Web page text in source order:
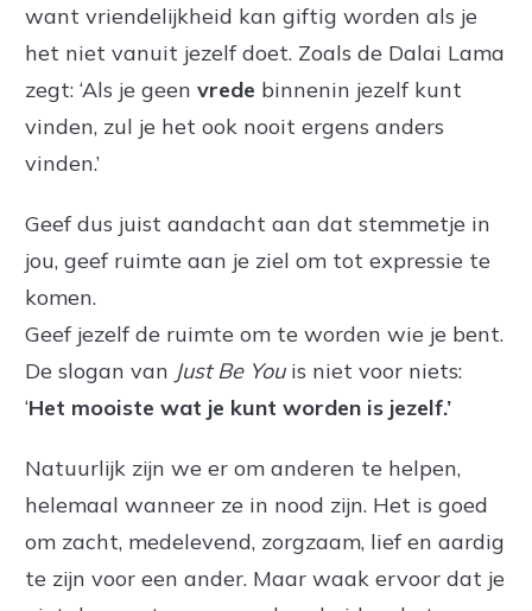
want vriendelijkheid kan giftig worden als je
het niet vanuit jezelf doet. Zoals de Dalai Lama
zegt: ‘Als je geen vrede binnenin jezelf kunt
vinden, zul je het ook nooit ergens anders
vinden.’
Geef dus juist aandacht aan dat stemmetje in
jou, geef ruimte aan je ziel om tot expressie te
komen.
Geef jezelf de ruimte om te worden wie je bent.
De slogan van Just Be Youis niet voor niets:
‘Het mooiste wat je kunt worden is jezelf.’
Natuurlijk zijn we er om anderen te helpen,
helemaal wanneer ze in nood zijn. Het is goed
om zacht, medelevend, zorgzaam, lief en aardig
te zijn voor een ander. Maar waak ervoor dat je